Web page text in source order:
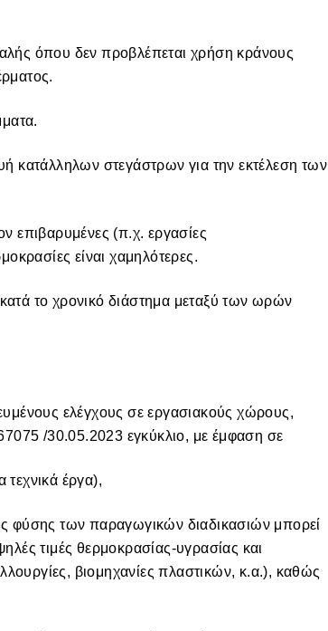
όπου δεν προβλέπεται χρήση κράνους
κατάλληλων στεγάστρων για την εκτέλεση των
επιβαρυμένες (π.χ. εργασίες
είναι χαμηλότερες.
το χρονικό διάστημα μεταξύ των ωρών
ελέγχους σε εργασιακούς χώρους,
/30.05.2023 εγκύκλιο, με έμφαση σε
τεχνικά έργα),
φύσης των παραγωγικών διαδικασιών μπορεί
τιμές θερμοκρασίας-υγρασίας και
βιομηχανίες πλαστικών, κ.α.), καθώς